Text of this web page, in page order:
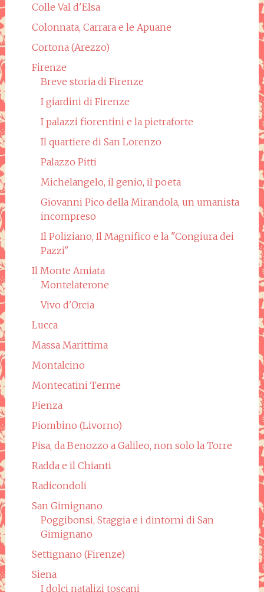
Colle Val d'Elsa
Colonnata, Carrara e le Apuane
Cortona (Arezzo)
Firenze
Breve storia di Firenze
I giardini di Firenze
I palazzi fiorentini e la pietraforte
Il quartiere di San Lorenzo
Palazzo Pitti
Michelangelo, il genio, il poeta
Giovanni Pico della Mirandola, un umanista
incompreso
Il Poliziano, Il Magnifico e la "Congiura dei
Pazzi"
Il Monte Amiata
Montelaterone
Vivo d'Orcia
Lucca
Massa Marittima
Montalcino
Montecatini Terme
Pienza
Piombino (Livorno)
Pisa, da Benozzo a Galileo, non solo la Torre
Radda e il Chianti
Radicondoli
San Gimignano
Poggibonsi, Staggia e i dintorni di San
Gimignano
Settignano (Firenze)
Siena
I dolci natalizi toscani